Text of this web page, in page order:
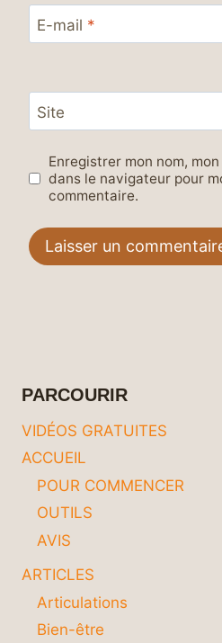
E-mail *
Site
Enregistrer mon nom,
dans le navigateur pour
commentaire.
PARCOURIR
VIDÉOS GRATUITES
ACCUEIL
POUR COMMENCER
OUTILS
AVIS
ARTICLES
Articulations
Bien-être